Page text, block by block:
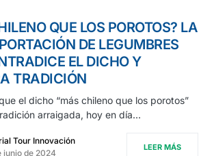
QUE LOS POROTOS? LA
DE LEGUMBRES
EL DICHO Y
TRADICIÓN
el dicho “más chileno que los porotos”
arraigada, hoy en día…
Tour Innovación
junio de 2024
LEER MÁS